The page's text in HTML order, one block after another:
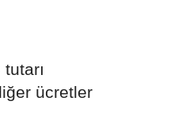
ücretler